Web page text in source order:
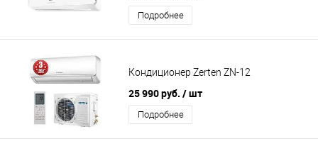
Подробнее
Кондиционер Zerten ZN-12
25 990 руб. / шт
Подробнее